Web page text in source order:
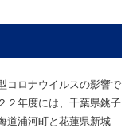
コロナウイルスの影響で
２年度には、千葉県銚子
道浦河町と花蓮県新城